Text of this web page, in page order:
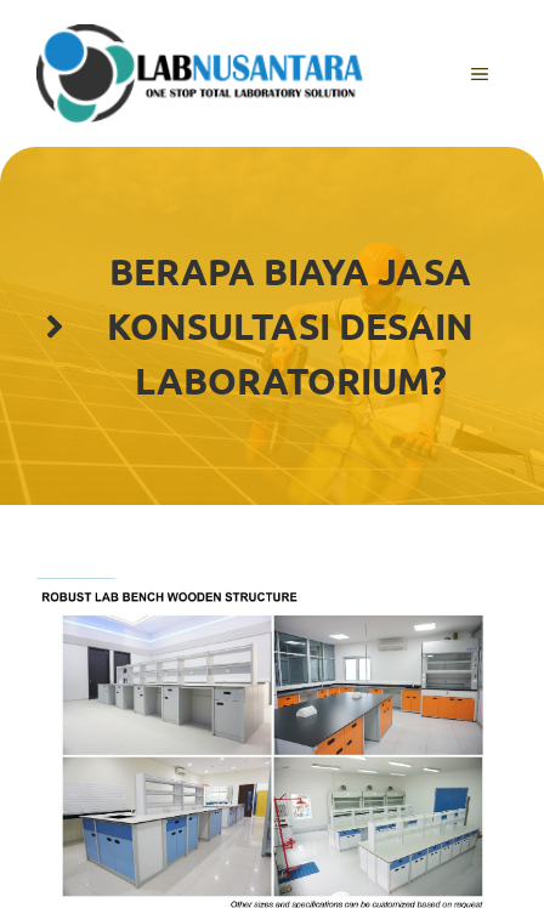
content
MENU
BERAPA BIAYA JASA
KONSULTASI DESAIN
LABORATORIUM?